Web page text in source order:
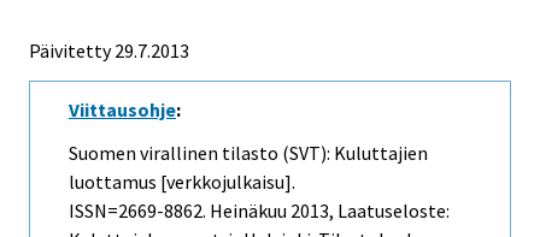
Päivitetty 29.7.2013
Viittausohje:
Suomen virallinen tilasto (SVT): Kuluttajien
luottamus [verkkojulkaisu].
ISSN=2669-8862. Heinäkuu 2013, Laatuseloste: